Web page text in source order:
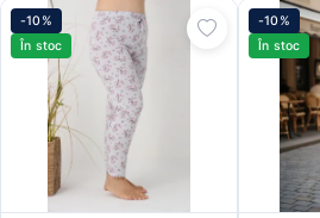
-10%
În stoc
-10%
În stoc